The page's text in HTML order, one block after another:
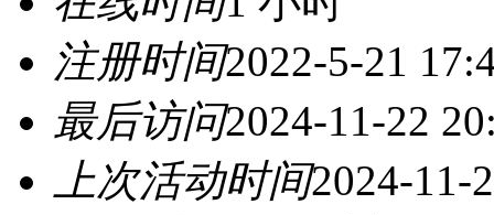
注册时间2022-5-21
最后访问2024-11-22
上次活动时间2024-11-